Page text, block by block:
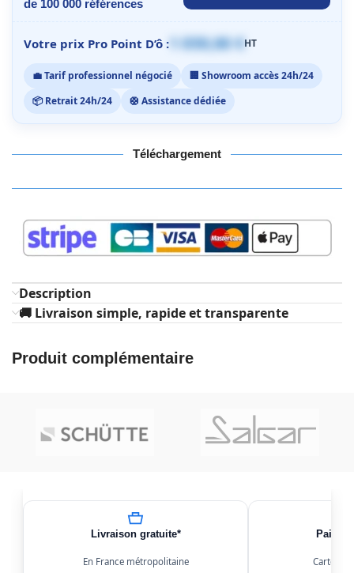
de 100 000 références
Votre prix Pro Point D’ô : 1 059,00 €HT
💼 Tarif professionnel négocié
🏢 Showroom accès 24h/24
📦 Retrait 24h/24
🛟 Assistance dédiée
Téléchargement
Description
🚚 Livraison simple, rapide et transparente
Produit complémentaire
Livraison gratuite*
En France métropolitaine Carte,